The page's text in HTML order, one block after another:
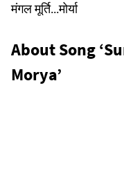
मंगल मूर्ति...मोर्या
About Song
Morya’